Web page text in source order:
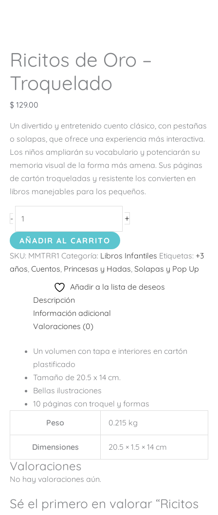
Ricitos de Oro –
Troquelado
$ 129.00
Un divertido y entretenido cuento clásico, con pestañas
o solapas, que ofrece una experiencia más interactiva.
Los niños ampliarán su vocabulario y potenciarán su
memoria visual de la forma más amena. Sus páginas
de cartón troqueladas y resistente los convierten en
libros manejables para los pequeños.
- +
AÑADIR AL CARRITO
SKU: MMTRR1 Categoría: Libros Infantiles Etiquetas: +3
años Cuentos Princesas y Hadas Solapas y Pop Up
Añadir a la lista de deseos
Descripción
Información adicional
Valoraciones (0)
Un volumen con tapa e interiores en cartón
plastificado
Tamaño de 20.5 x 14 cm.
Bellas ilustraciones
10 páginas con troquel y formas
Peso
0.215 kg
Dimensiones 20.5 × 1.5 × 14 cm
Valoraciones
No hay valoraciones aún.
Sé el primero en valorar “Ricitos